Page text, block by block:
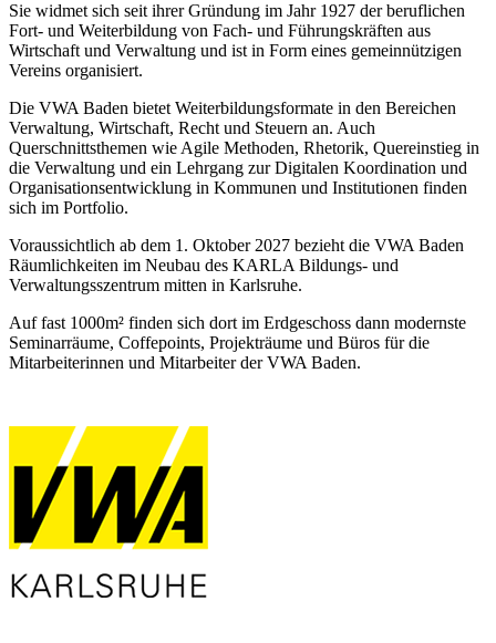
Sie widmet sich seit ihrer Gründung im Jahr 1927 der beruflichen
Fort- und Weiterbildung von Fach- und Führungskräften aus
Wirtschaft und Verwaltung und ist in Form eines gemeinnützigen
Vereins organisiert.
Die VWA Baden bietet Weiterbildungsformate in den Bereichen
Verwaltung, Wirtschaft, Recht und Steuern an. Auch
Querschnittsthemen wie Agile Methoden, Rhetorik, Quereinstieg in
die Verwaltung und ein Lehrgang zur Digitalen Koordination und
Organisationsentwicklung in Kommunen und Institutionen finden
sich im Portfolio.
Voraussichtlich ab dem 1. Oktober 2027 bezieht die VWA Baden
Räumlichkeiten im Neubau des KARLA Bildungs- und
Verwaltungsszentrum mitten in Karlsruhe.
Auf fast 1000m² finden sich dort im Erdgeschoss dann modernste
Seminarräume, Coffepoints, Projekträume und Büros für die
Mitarbeiterinnen und Mitarbeiter der VWA Baden.